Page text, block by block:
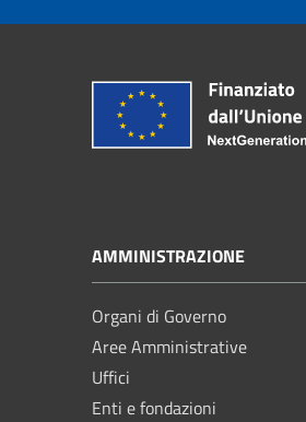
AMMINISTRAZIONE
Organi di Governo
Aree Amministrative
Uffici
Enti e fondazioni